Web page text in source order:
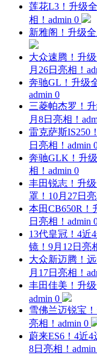
莲花L3！升级
相！ admin 0
新雅阁！升级
大众速腾！升
月26日亮相！
奔驰GL！升级
admin 0
三菱帕杰罗！
月8日亮相！
雷克萨斯IS250
日亮相！ admin
奔驰GLK！升
相！ admin 0
丰田锐志！升
罩！10月27日亮
本田CB650R！
日亮相！ admin
13代皇冠！4近
镜！9月12日亮
大众新迈腾！
月17日亮相！
丰田佳美！升
admin 0
雪佛兰迈锐宝
亮相！ admin 0
蔚来ES6！4近
8日亮相！ admin